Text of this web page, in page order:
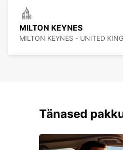
MILTON KEYNES
MILTON KEYNES - UNITED
Tänased